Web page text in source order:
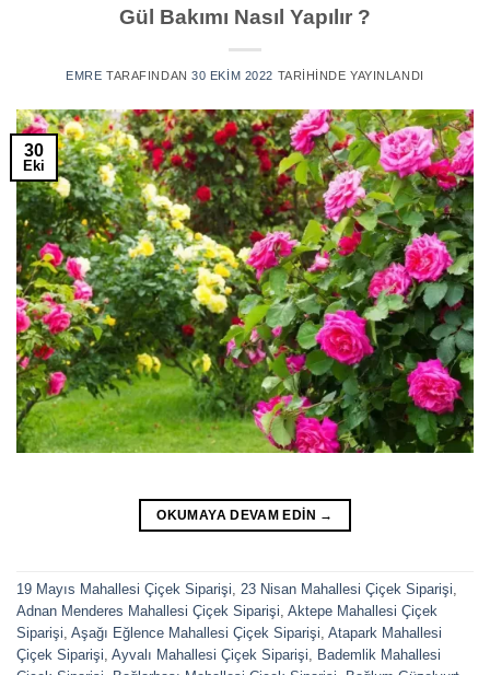
Gül Bakımı Nasıl Yapılır ?
EMRE TARAFINDAN 30 EKIM 2022 TARIHINDE YAYINLANDI
30
Eki
OKUMAYA DEVAM EDIN →
19 Mayıs Mahallesi Çiçek Siparişi, 23 Nisan Mahallesi Çiçek Siparişi,
Adnan Menderes Mahallesi Çiçek Siparişi, Aktepe Mahallesi Çiçek
Siparişi, Aşağı Eğlence Mahallesi Çiçek Siparişi, Atapark Mahallesi
Çiçek Siparişi, Ayvalı Mahallesi Çiçek Siparişi, Bademlik Mahallesi